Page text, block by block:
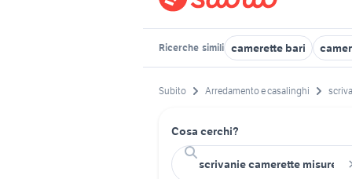
Ricerche simili camerette bari
Subito Arredamento e casalinghi
Cosa cerchi?